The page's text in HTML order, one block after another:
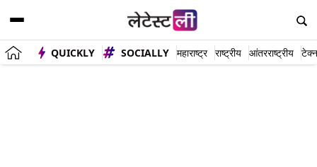
QUICKLY SOCIALLY महाराष्ट्र राष्ट्रीय आंतरराष्ट्रीय